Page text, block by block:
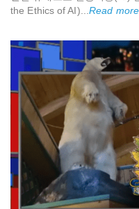
the Ethics of AI)...Read